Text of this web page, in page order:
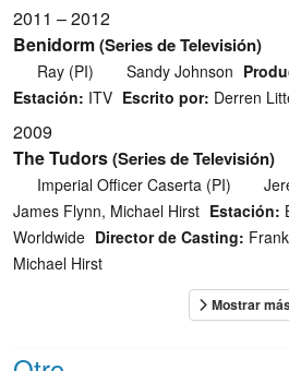
2011 – 2012
Benidorm(Series de Televisión)
Ray (PI) Sandy Johnson
Estación: ITV Escrito por: Derren
2009
The Tudors(Series de Televisión)
Imperial Officer Caserta (PI)
James Flynn, Michael Hirst Estación:
Worldwide Director de Casting:
Michael Hirst